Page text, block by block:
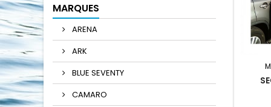
MARQUES
ARENA
ARK
BLUE SEVENTY
CAMARO